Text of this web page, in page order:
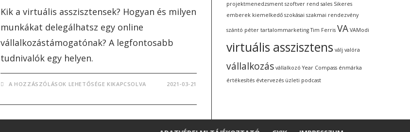
Kik a virtuális asszisztensek? Hogyan és milyen
munkákat delegálhatsz egy online
vállalkozástámogatónak? A legfontosabb
tudnivalók egy helyen.
A HOZZÁSZÓLÁSOK LEHETŐSÉGE KIKAPCSOLVA 2021-03-21
projektmenedzsment szoftver rend sales Sikeres
emberek kiemelkedő szokásai szakmai rendezvény
szántó péter tartalommarketing Tim Ferris VA VAModi
virtuális asszisztens válj valóra
vállalkozás vállalkozó Year Compass énmárka
értékesítés évtervezés üzleti podcast